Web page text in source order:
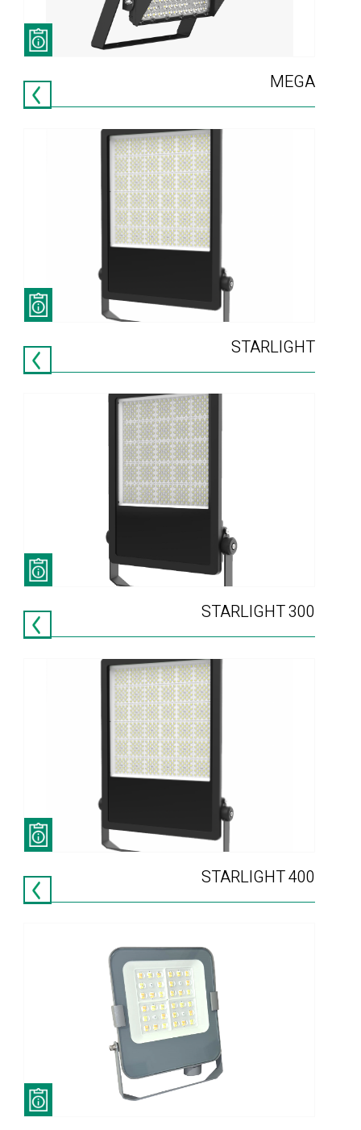
MEGA
STARLIGHT
STARLIGHT 300
STARLIGHT 400